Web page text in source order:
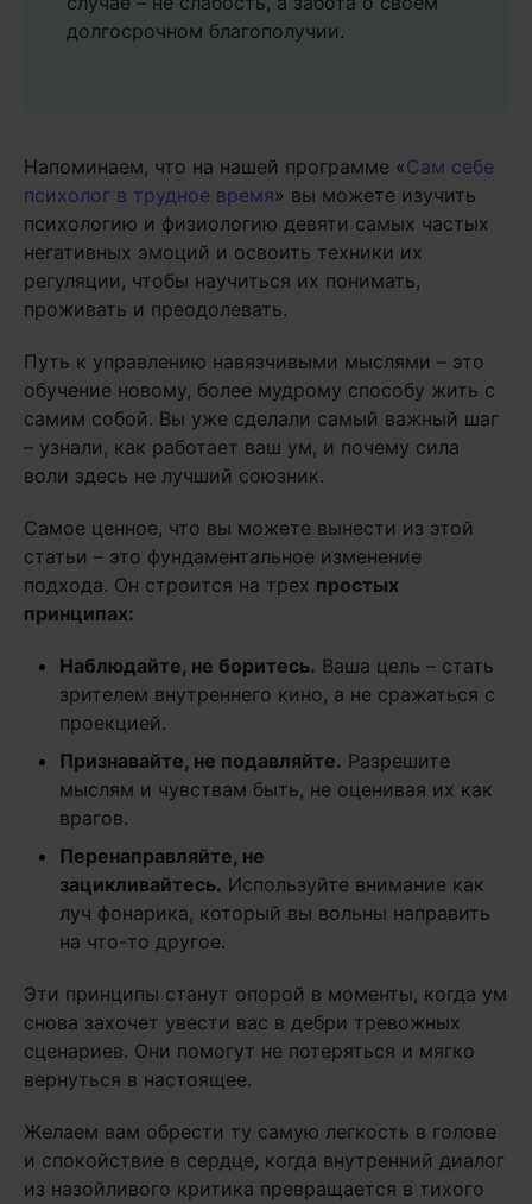
долгосрочном благополучии.
Напоминаем, что на нашей программе «Сам себе
психолог в трудное время» вы можете изучить
психологию и физиологию девяти самых частых
негативных эмоций и освоить техники их
регуляции, чтобы научиться их понимать,
проживать и преодолевать.
Путь к управлению навязчивыми мыслями – это
обучение новому, более мудрому способу жить с
самим собой. Вы уже сделали самый важный шаг
– узнали, как работает ваш ум, и почему сила
воли здесь не лучший союзник.
Самое ценное, что вы можете вынести из этой
статьи – это фундаментальное изменение
подхода. Он строится на трех простых
принципах:
Наблюдайте, не боритесь. Ваша цель – стать
зрителем внутреннего кино, а не сражаться с
проекцией.
Признавайте, не подавляйте. Разрешите
мыслям и чувствам быть, не оценивая их как
врагов.
Перенаправляйте, не
зацикливайтесь. Используйте внимание как
луч фонарика, который вы вольны направить
на что-то другое.
Эти принципы станут опорой в моменты, когда ум
снова захочет увести вас в дебри тревожных
сценариев. Они помогут не потеряться и мягко
вернуться в настоящее.
Желаем вам обрести ту самую легкость в голове
и спокойствие в сердце, когда внутренний диалог
из назойливого критика превращается в тихого